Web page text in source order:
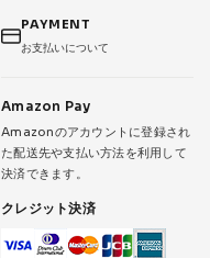
PAYMENT
お支払いについて
Amazon Pay
Amazonのアカウントに登録され
た配送先や支払い方法を利用して
決済できます。
クレジット決済